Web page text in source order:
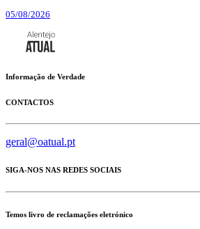
05/08/2026
Informação de Verdade
CONTACTOS
geral@oatual.pt
SIGA-NOS NAS REDES SOCIAIS
Temos livro de reclamações eletrónico